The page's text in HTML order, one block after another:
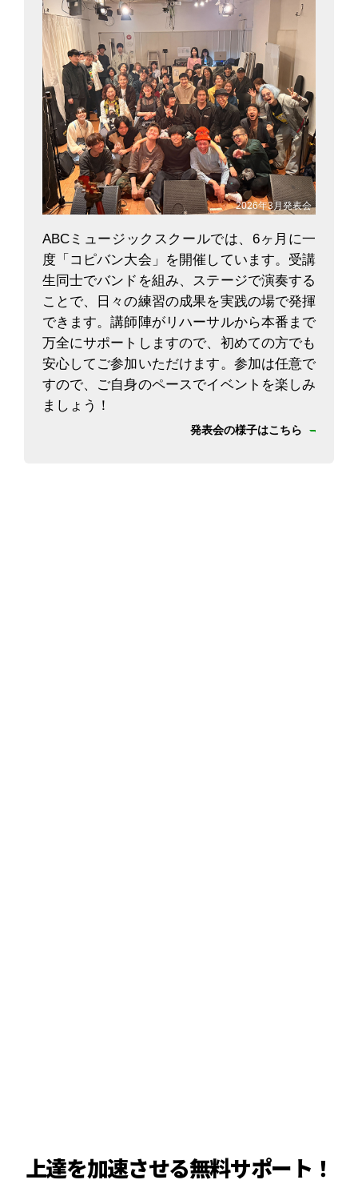
2026年3月発表会
ABCミュージックスクールでは、6ヶ月に一
度「コピバン大会」を開催しています。受講
生同士でバンドを組み、ステージで演奏する
ことで、日々の練習の成果を実践の場で発揮
できます。講師陣がリハーサルから本番まで
万全にサポートしますので、初めての方でも
安心してご参加いただけます。参加は任意で
すので、ご自身のペースでイベントを楽しみ
ましょう！
発表会の様子はこちら
上達を加速させる無料サポート！